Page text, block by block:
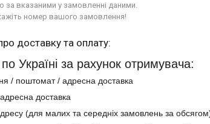
за вказаними у замовленні даними.
номер вашого замовлення!
Україні за рахунок отримувача:
/ поштомат / адресна доставка
доставка
(для малих та середніх замовлень за